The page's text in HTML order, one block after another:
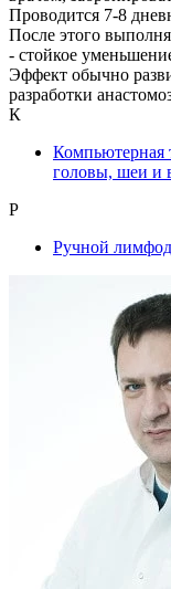
Проводится 7-8
После этого
- стойкое
Эффект обычно
разработки
К
Компьютерная
головы, шеи и
Р
Ручной